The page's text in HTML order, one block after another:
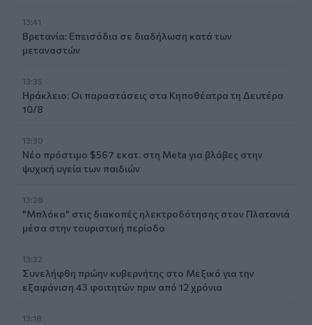
13:41
Βρετανία: Επεισόδια σε διαδήλωση κατά των
μεταναστών
13:35
Ηράκλειο: Οι παραστάσεις στα Κηποθέατρα τη Δευτέρα
10/8
13:30
Νέο πρόστιμο $567 εκατ. στη Meta για βλάβες στην
ψυχική υγεία των παιδιών
13:28
"Μπλόκο" στις διακοπές ηλεκτροδότησης στον Πλατανιά
μέσα στην τουριστική περίοδο
13:22
Συνελήφθη πρώην κυβερνήτης στο Μεξικό για την
εξαφάνιση 43 φοιτητών πριν από 12 χρόνια
13:18